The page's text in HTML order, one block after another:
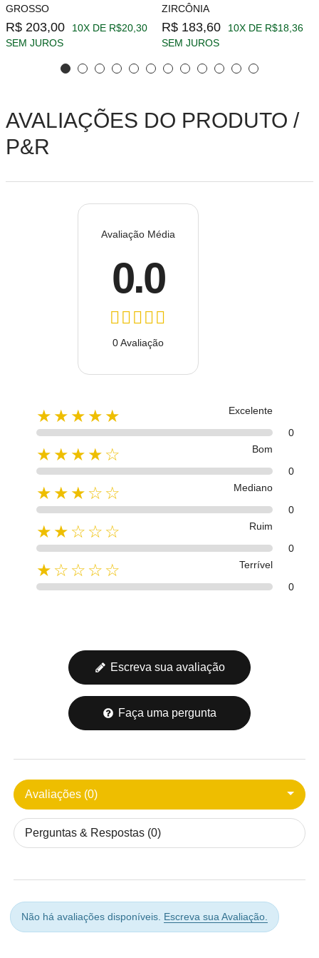
GROSSO
R$ 203,00
10X DE R$20,30
SEM JUROS
ZIRCÔNIA
R$ 183,60
10X DE R$18,36
SEM JUROS
AVALIAÇÕES DO PRODUTO /
P&R
Avaliação Média
0.0
0 Avaliação
★★★★★
Excelente
0
★★★★☆
Bom
0
★★★☆☆
Mediano
0
★★☆☆☆
Ruim
0
★☆☆☆☆
Terrível
0
Escreva sua avaliação
Faça uma pergunta
Avaliações (0)
Perguntas & Respostas (0)
Não há avaliações disponíveis. Escreva sua Avaliação.